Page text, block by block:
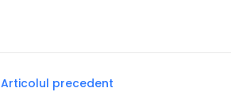
Articolul precedent